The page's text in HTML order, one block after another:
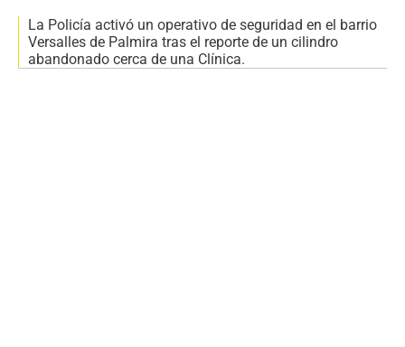
La Policía activó un operativo de seguridad en el barrio
Versalles de Palmira tras el reporte de un cilindro
abandonado cerca de una Clínica.